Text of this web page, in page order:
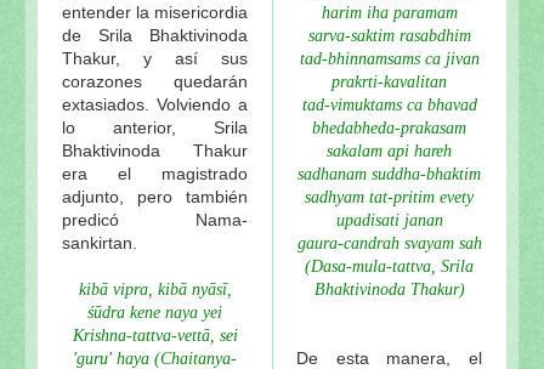
entender la misericordia
de Srila Bhaktivinoda
Thakur, y así sus
corazones quedarán
extasiados. Volviendo a
lo anterior, Srila
Bhaktivinoda Thakur
era el magistrado
adjunto, pero también
predicó Nama-
sankirtan.
kibā vipra, kibā nyāsī,
śūdra kene naya yei
Krishna-tattva-vettā, sei
'guru' haya (Chaitanya-
harim iha paramam
sarva-saktim rasabdhim
tad-bhinnamsams ca jivan
prakrti-kavalitan
tad-vimuktams ca bhavad
bhedabheda-prakasam
sakalam api hareh
sadhanam suddha-bhaktim
sadhyam tat-pritim evety
upadisati janan
gaura-candrah svayam sah
(Dasa-mula-tattva, Srila
Bhaktivinoda Thakur)
De esta manera, el